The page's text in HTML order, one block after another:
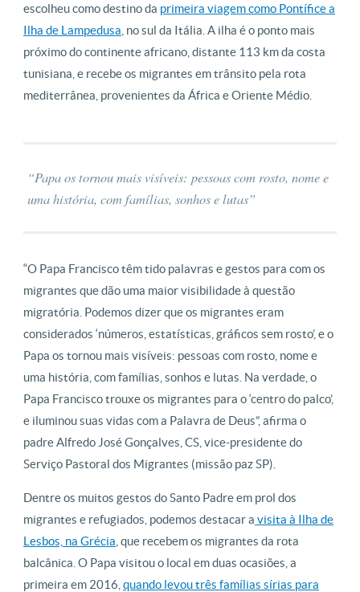
escolheu como destino da primeira viagem como Pontífice a
Ilha de Lampedusa , no sul da Itália. A ilha é o ponto mais
próximo do continente africano, distante 113 km da costa
tunisiana, e recebe os migrantes em trânsito pela rota
mediterrânea, provenientes da África e Oriente Médio.
“Papa os tornou mais visíveis: pessoas com rosto, nome e
uma história, com famílias, sonhos e lutas”
“O Papa Francisco têm tido palavras e gestos para com os
migrantes que dão uma maior visibilidade à questão
migratória. Podemos dizer que os migrantes eram
considerados ‘números, estatísticas, gráficos sem rosto’, e o
Papa os tornou mais visíveis: pessoas com rosto, nome e
uma história, com famílias, sonhos e lutas. Na verdade, o
Papa Francisco trouxe os migrantes para o ‘centro do palco’,
e iluminou suas vidas com a Palavra de Deus”, afirma o
padre Alfredo José Gonçalves, CS, vice-presidente do
Serviço Pastoral dos Migrantes (missão paz SP).
Dentre os muitos gestos do Santo Padre em prol dos
migrantes e refugiados, podemos destacar a visita à Ilha de
Lesbos, na Grécia , que recebem os migrantes da rota
balcânica. O Papa visitou o local em duas ocasiões, a
primeira em 2016, quando levou três famílias sírias para